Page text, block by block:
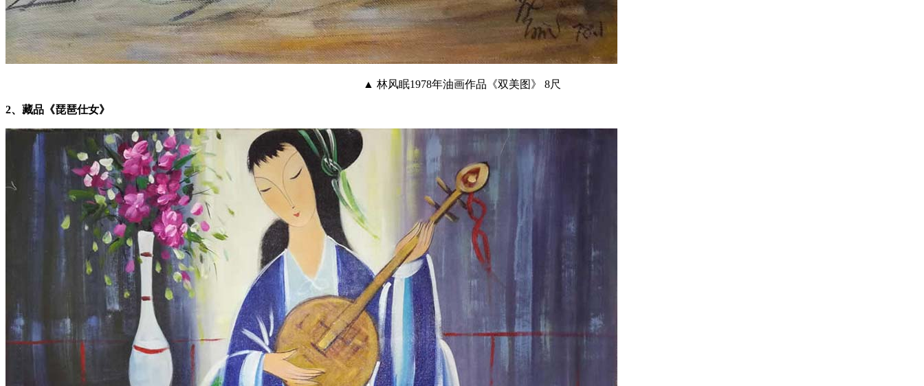
▲ 林风眠1978年油画作品《双美图》 8尺
2、藏品《琵琶仕女》